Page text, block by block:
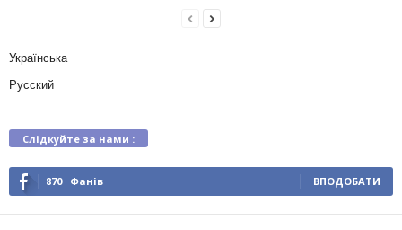
Українська
Русский
Слідкуйте за нами :
870 Фанів ВПОДОБАТИ